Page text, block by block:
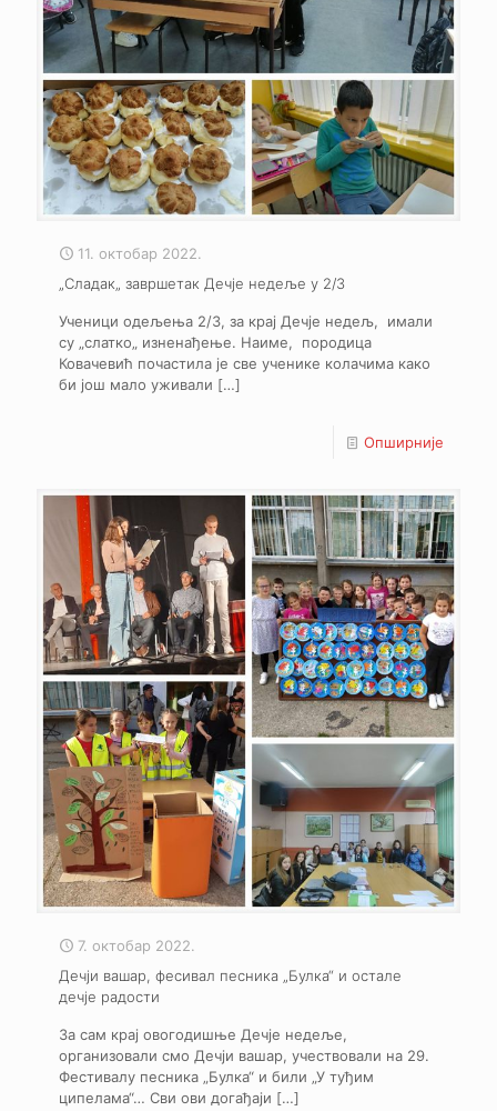
11. октобар 2022.
„Сладак„ завршетак Дечје недеље у 2/3
Ученици одељења 2/3, за крај Дечје недељ, имали
су „слатко„ изненађење. Наиме, породица
Ковачевић почастила је све ученике колачима како
би још мало уживали […]
Опширније
7. октобар 2022.
Дечји вашар, фесивал песника „Булка“ и остале
дечје радости
За сам крај овогодишње Дечје недеље,
организовали смо Дечји вашар, учествовали на 29.
Фестивалу песника „Булка“ и били „У туђим
ципелама“… Сви ови догађаји […]